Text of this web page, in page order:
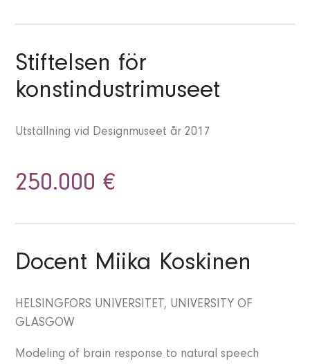
Stiftelsen för
konstindustrimuseet
Utställning vid Designmuseet år 2017
250.000 €
Docent Miika Koskinen
HELSINGFORS UNIVERSITET, UNIVERSITY OF
GLASGOW
Modeling of brain response to natural speech